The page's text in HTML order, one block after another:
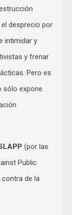
desprecio por
intimidar y
y frenar
Pero es
sólo expone
(por las
Public
contra de la